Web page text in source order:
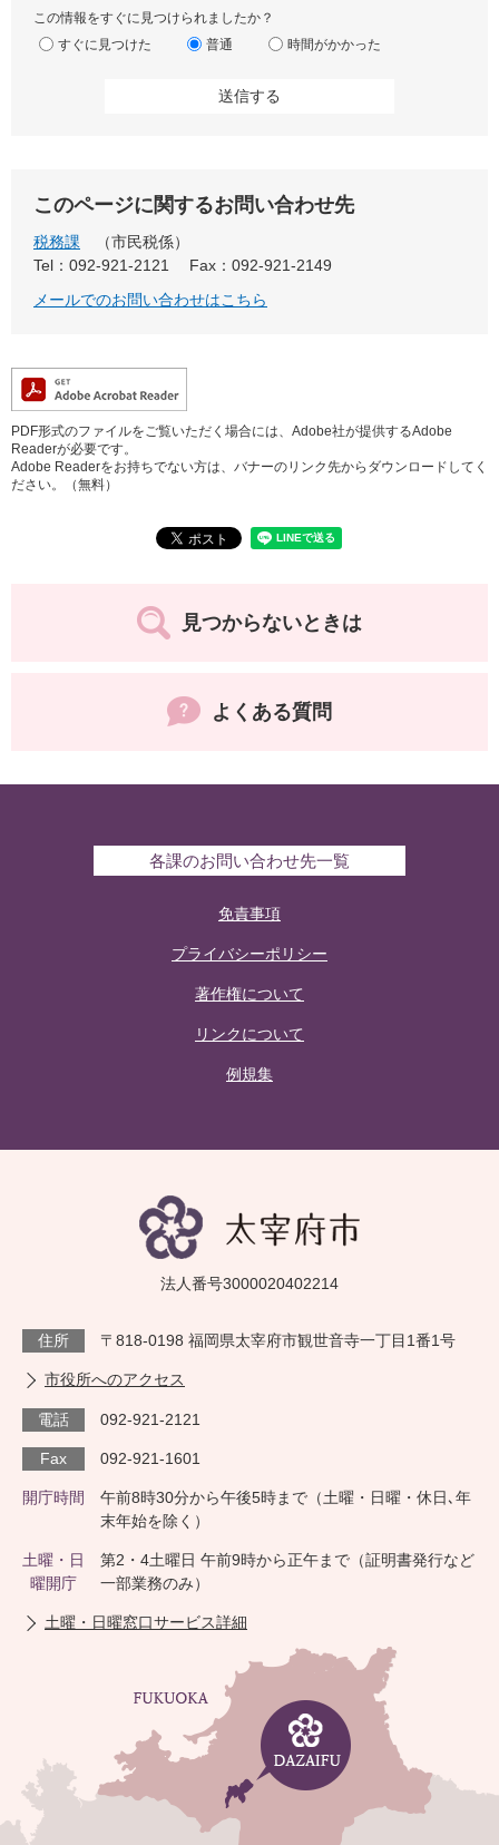
この情報をすぐに見つけられましたか？
すぐに見つけた
普通 時間がかかった
このページに関するお問い合わせ先
税務課
市民税係
Tel：092-921-2121
Fax：092-921-2149
メールでのお問い合わせはこちら
PDF形式のファイルをご覧いただく場合には、Adobe社が提供するAdobe
Readerが必要です。
Adobe Readerをお持ちでない方は、バナーのリンク先からダウンロードしてく
ださい。（無料）
見つからないときは
よくある質問
各課のお問い合わせ先一覧
免責事項
プライバシーポリシー
著作権について
リンクについて
例規集
法人番号3000020402214
住所 〒818-0198 福岡県太宰府市観世音寺一丁目1番1号
市役所へのアクセス
電話 092-921-2121
Fax 092-921-1601
開庁時間
午前8時30分から午後5時まで（土曜・日曜・休日､年
末年始を除く）
土曜・日
曜開庁
第2・4土曜日 午前9時から正午まで（証明書発行など
一部業務のみ）
土曜・日曜窓口サービス詳細